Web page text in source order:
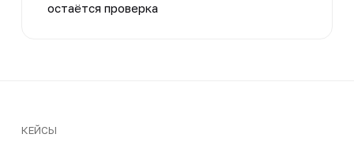
остаётся проверка
КЕЙСЫ